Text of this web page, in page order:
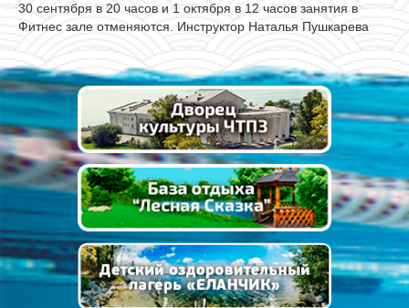
30 сентября в 20 часов и 1 октября в 12 часов занятия в
Фитнес зале отменяются. Инструктор Наталья Пушкарева